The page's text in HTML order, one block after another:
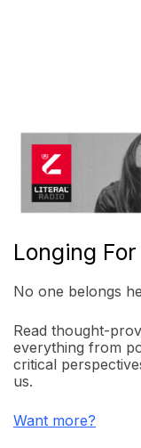
Longing
No one belongs
Read thought-
everything from
critical
us.
Want more?